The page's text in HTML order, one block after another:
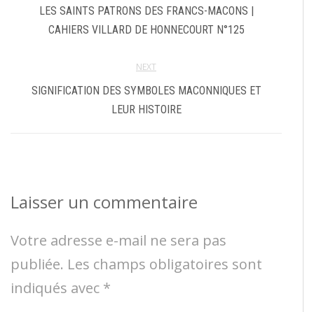
LES SAINTS PATRONS DES FRANCS-MACONS |
CAHIERS VILLARD DE HONNECOURT N°125
NEXT
SIGNIFICATION DES SYMBOLES MACONNIQUES ET
LEUR HISTOIRE
Laisser un commentaire
Votre adresse e-mail ne sera pas
publiée. Les champs obligatoires sont
indiqués avec *